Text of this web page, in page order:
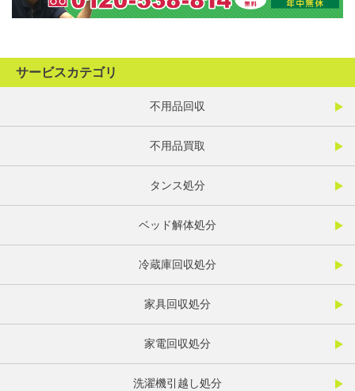
サービスカテゴリ
不用品回収
不用品買取
タンス処分
ベッド解体処分
冷蔵庫回収処分
家具回収処分
家電回収処分
洗濯機引越し処分